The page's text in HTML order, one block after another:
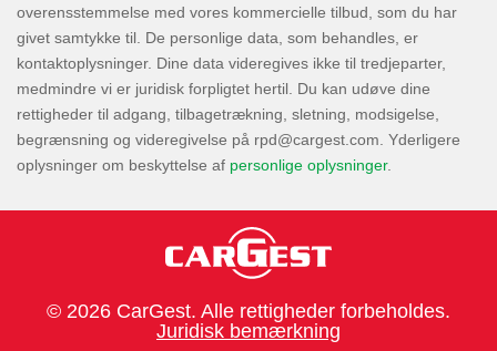
overensstemmelse med vores kommercielle tilbud, som du har
givet samtykke til. De personlige data, som behandles, er
kontaktoplysninger. Dine data videregives ikke til tredjeparter,
medmindre vi er juridisk forpligtet hertil. Du kan udøve dine
rettigheder til adgang, tilbagetrækning, sletning, modsigelse,
begrænsning og videregivelse på
. Yderligere
oplysninger om beskyttelse af personlige oplysninger.
© 2026 CarGest. Alle rettigheder forbeholdes.
Juridisk bemærkning